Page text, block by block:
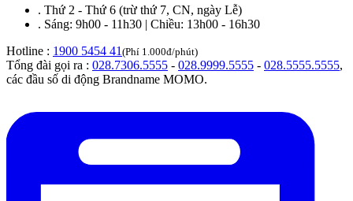
. Thứ 2 - Thứ 6 (trừ thứ 7, CN, ngày Lễ)
. Sáng: 9h00 - 11h30 | Chiều: 13h00 - 16h30
Hotline : 1900 5454 41 (Phí 1.000đ/phút)
Tổng đài gọi ra : 028.7306.5555 - 028.9999.5555 - 028.5555.5555,
các đầu số di động Brandname MOMO.